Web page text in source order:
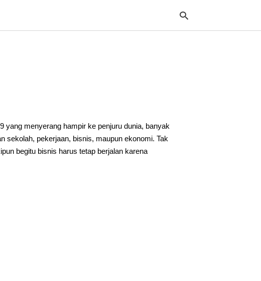
yang menyerang hampir ke penjuru dunia, banyak
sekolah, pekerjaan, bisnis, maupun ekonomi. Tak
begitu bisnis harus tetap berjalan karena